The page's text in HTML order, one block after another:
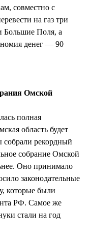
совместно с
на газ три
Большие Поля, а
денег — 90
Омской
полная
область будет
рекордный
собрание Омской
Оно принимало
законодательные
которые были
РФ. Самое же
стали на год